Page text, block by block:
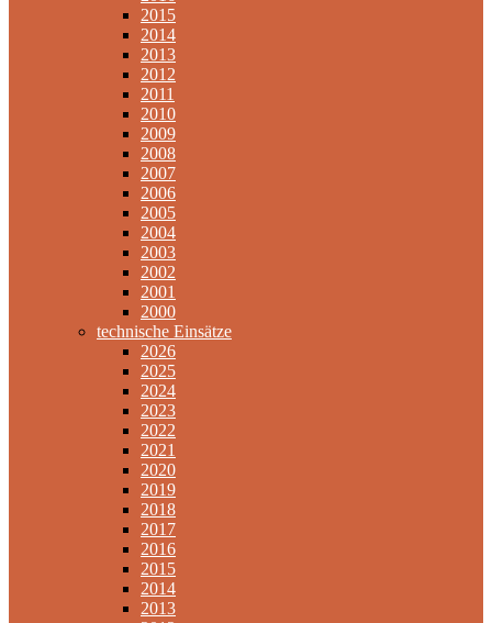
2015
2014
2013
2012
2011
2010
2009
2008
2007
2006
2005
2004
2003
2002
2001
2000
technische Einsätze
2026
2025
2024
2023
2022
2021
2020
2019
2018
2017
2016
2015
2014
2013